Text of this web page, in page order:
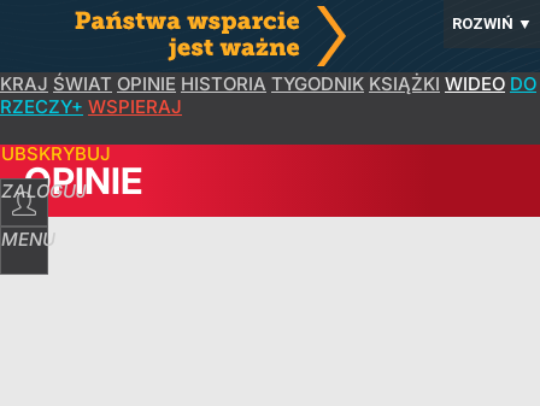
ROZWIŃ ▼
KRAJ ŚWIAT OPINIE HISTORIA TYGODNIK KSIĄŻKI WIDEO DO
RZECZY+ WSPIERAJ
ZALOGUJ
MENU
OPINIE